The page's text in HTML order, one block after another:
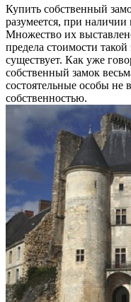
Купить собственный
разумеется, при наличии
Множество их
предела стоимости
существует. Как уже
собственный замок
состоятельные особы не
собственностью.